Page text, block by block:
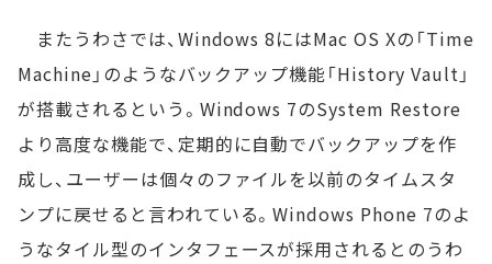
またうわさでは、Windows 8にはMac OS Xの「Time
Machine」のようなバックアップ機能「History Vault」
が搭載されるという。Windows 7のSystem Restore
より高度な機能で、定期的に自動でバックアップを作
成し、ユーザーは個々のファイルを以前のタイムスタ
ンプに戻せると言われている。Windows Phone 7のよ
うなタイル型のインタフェースが採用されるとのうわ